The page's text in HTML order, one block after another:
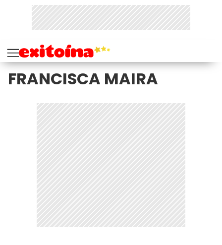
FRANCISCA MAIRA